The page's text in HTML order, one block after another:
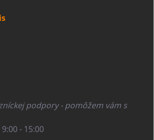
podpory - pomôžem vám s
9:00 - 15:00